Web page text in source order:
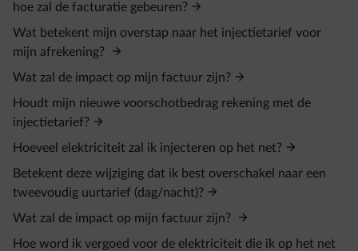
hoe zal de facturatie gebeuren?
Wat betekent mijn overstap naar het injectietarief voor
mijn afrekening?
Wat zal de impact op mijn factuur zijn?
Houdt mijn nieuwe voorschotbedrag rekening met de
injectietarief?
Hoeveel elektriciteit zal ik injecteren op het net?
Betekent deze wijziging dat ik best overschakel naar een
tweevoudig uurtarief (dag/nacht)?
Wat zal de impact op mijn factuur zijn?
Hoe word ik vergoed voor de elektriciteit die ik op het net